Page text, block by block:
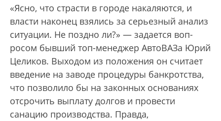
«Ясно, что страсти в городе накаляются, и
влас­ти наконец взялись за серьезный анализ
ситуации. Не поздно ли?» — задается воп­
росом бывший топ-менеджер АвтоВАЗа Юрий
Целиков. Выходом из положения он считает
введение на заводе процедуры банк­ротства,
что позволило бы на законных основаниях
отсрочить выплату долгов и провести
санацию производства. Правда,